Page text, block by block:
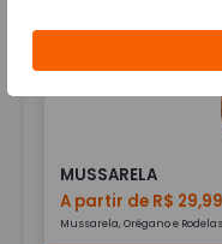
MUSSARELA
A partir de R$ 29,99
Mussarela, Orégano e